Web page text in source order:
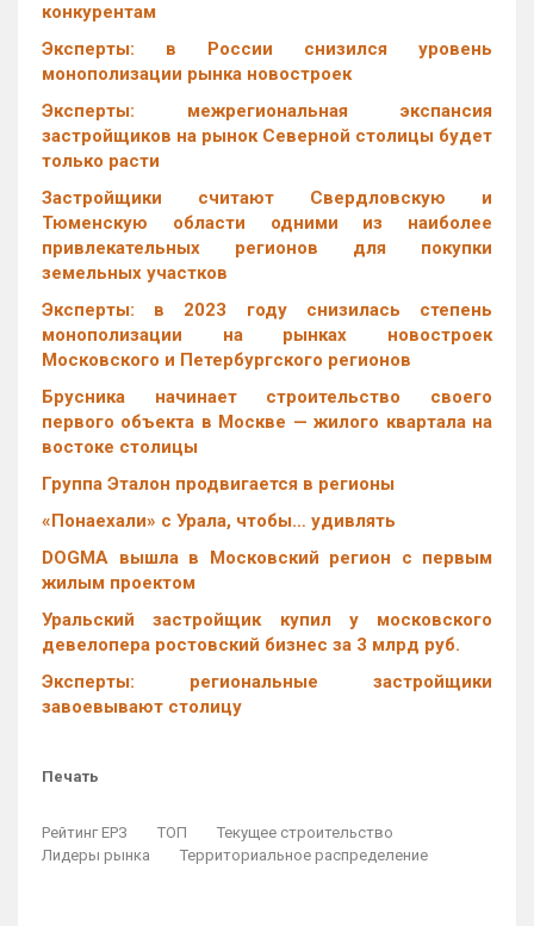
конкурентам
Эксперты: в России снизился уровень
монополизации рынка новостроек
Эксперты: межрегиональная экспансия
застройщиков на рынок Северной столицы будет
только расти
Застройщики считают Свердловскую и
Тюменскую области одними из наиболее
привлекательных регионов для покупки
земельных участков
Эксперты: в 2023 году снизилась степень
монополизации на рынках новостроек
Московского и Петербургского регионов
Брусника начинает строительство своего
первого объекта в Москве — жилого квартала на
востоке столицы
Группа Эталон продвигается в регионы
«Понаехали» с Урала, чтобы… удивлять
DOGMA вышла в Московский регион с первым
жилым проектом
Уральский застройщик купил у московского
девелопера ростовский бизнес за 3 млрд руб.
Эксперты: региональные застройщики
завоевывают столицу
Печать
Рейтинг ЕРЗ ТОП
Текущее строительство
Лидеры рынка
Территориальное распределение